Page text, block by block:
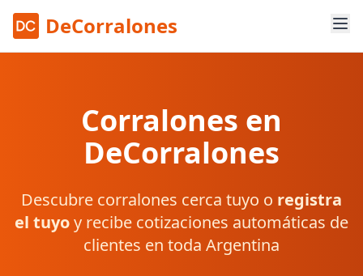
DeCorralones
Corralones en
DeCorralones
Descubre corralones cerca tuyo o registra
el tuyoy recibe cotizaciones automáticas de
clientes en toda Argentina